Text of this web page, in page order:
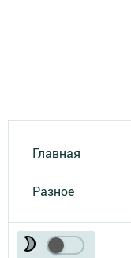
Главная
Разное